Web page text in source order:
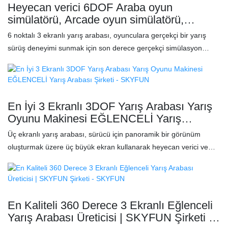
sınıf Logitech G29 direksiyon simidiyle eşleştirilen bu yarış
simülatörü, üstün kontrol ve tepki hızı sağlayarak oyun
deneyiminizi bir üst seviyeye taşıyan yüksek kaliteli ve sürükleyici
bir yarış deneyimi sunar. FUN 4 Dof Yarış Arabası, piyasadaki
benzer ürünlerle karşılaştırıldığında, performans, kalite, görünüm
vb. açılardan eşsiz üstün avantajlara sahiptir ve piyasada iyi bir
sürekli olarak iyileştirir. FUN 4 Dof Yarış Arabasının özellikleri
ihtiyaçlarınıza göre özelleştirilebilir. Özellikler: ✅ 4 eksenli tasarım
ile...
Heyecan verici 6DOF Araba oyun
simülatörü, Arcade oyun simülatörü,
Fabrika fiyatı yarış arabası - Üretici
SKYFUN
6 noktalı 3 ekranlı yarış arabası, oyunculara gerçekçi bir yarış
sürüş deneyimi sunmak için son derece gerçekçi simülasyon
gelişmiş bir yarış ekipmanıdır. Özellikler: ✅ Üç taraflı yüksek
çözünürlüklü ekran, oyun ekranını daha gerçekçi ve deneyim dolu
hale getirir ✅ Araç darbeleri, viraj alma ve yol hissi konusunda
gerçek zamanlı geri bildirimi doğru bir şekilde yeniden üretir ✅
Üstün yol tutuş performansına sahip profesyonel yarış direksiyonu
En İyi 3 Ekranlı 3DOF Yarış Arabası Yarış
Oyunu Makinesi EĞLENCELİ Yarış
Arabası Şirketi - SKYFUN
Üç ekranlı yarış arabası, sürücü için panoramik bir görünüm
oluşturmak üzere üç büyük ekran kullanarak heyecan verici ve
alanı sağlayarak oyuncuların gerçekten yüksek hızlı bir aracın
direksiyonunda olduklarını hissetmelerini sağlar. Gerçekçi grafikler
yarışmanın heyecanını yaşayabilirler; bu da onu gerçekçi ve ilgi
çekici bir sürüş simülasyonu arayan yarış tutkunları ve arcade
En Kaliteli 360 Derece 3 Ekranlı Eğlenceli
Yarış Arabası Üreticisi | SKYFUN Şirketi -